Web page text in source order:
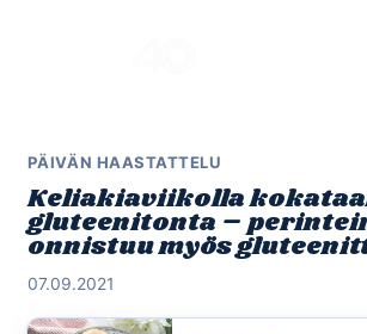
PÄIVÄN HAASTATTELU
Keliakiaviikolla
gluteenitonta –
onnistuu myös
07.09.2021